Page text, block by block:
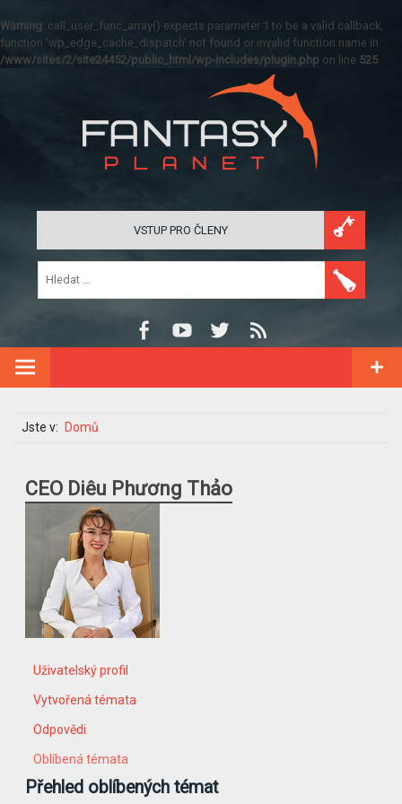
Warning: call_user_func_array() expects parameter 1 to be a valid callback,
function 'wp_edge_cache_dispatch' not found or invalid function name in
/www/sites/2/site24452/public_html/wp-includes/plugin.php on line 525
VSTUP PRO ČLENY
Jste v: Domů
CEO Diêu Phương Thảo
Uživatelský profil
Vytvořená témata
Odpovědi
Oblíbená témata
Přehled oblíbených témat